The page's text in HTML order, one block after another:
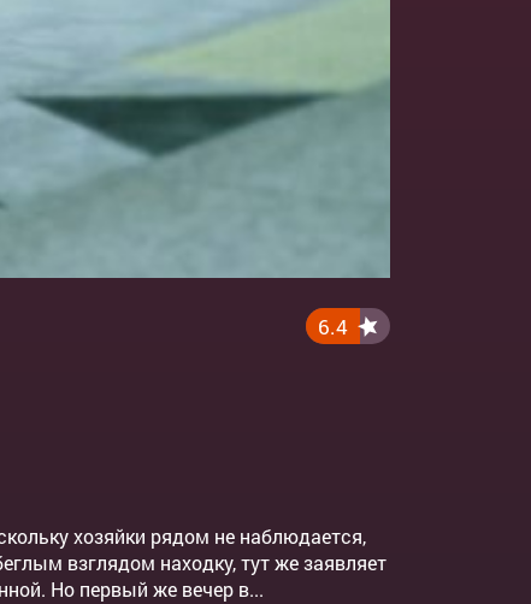
6.4
хозяйки рядом не наблюдается,
взглядом находку, тут же заявляет
Но первый же вечер в...